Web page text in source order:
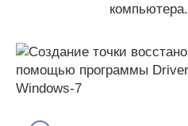
компьютера.